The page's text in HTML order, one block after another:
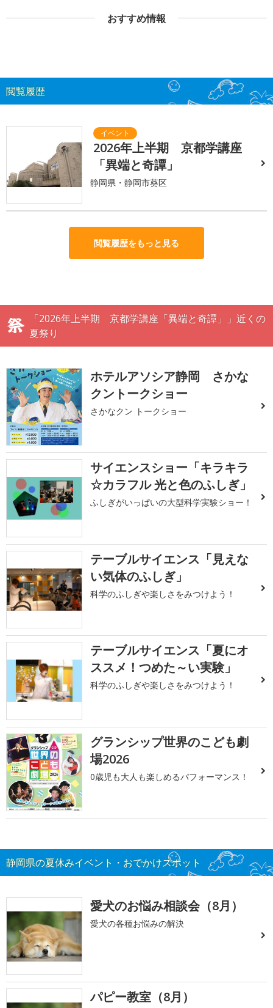
おすすめ情報
閲覧履歴
2026年上半期 京都学講座
「異端と奇譚」
静岡県・静岡市葵区
閲覧履歴をもっと見る
「2026年上半期 京都学講座「異端と奇譚」」近くの
夏祭り
ホテルアソシア静岡 さかな
クントークショー
さかなクン トークショー
サイエンスショー「キラキラ
☆カラフル 光と色のふしぎ」
ふしぎがいっぱいの大型科学実験ショー！
テーブルサイエンス「見えな
い気体のふしぎ」
科学のふしぎや楽しさをみつけよう！
テーブルサイエンス「夏にオ
ススメ！つめた～い実験」
科学のふしぎや楽しさをみつけよう！
グランシップ世界のこども劇
場2026
0歳児も大人も楽しめるパフォーマンス！
静岡県の夏休みイベント・おでかけスポット
愛犬のお悩み相談会（8月）
愛犬の各種お悩みの解決
パピー教室（8月）